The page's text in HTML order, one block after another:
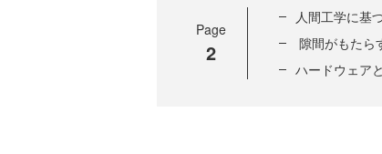
Page
2
人間工学に基
隙間がもたら
ハードウェア